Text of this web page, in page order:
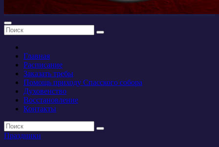
Главная
Расписание
Заказать требы
Помощь приходу Спасского собора
Духовенство
Восстановление
Контакты
Праздники